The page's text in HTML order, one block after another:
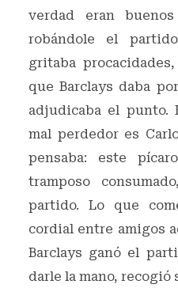
verdad eran
robándole el
gritaba
que Barclays daba
adjudicaba el punto.
mal perdedor es
pensaba: este
tramposo
partido. Lo que
cordial entre amigos
Barclays ganó el
darle la mano, recogió